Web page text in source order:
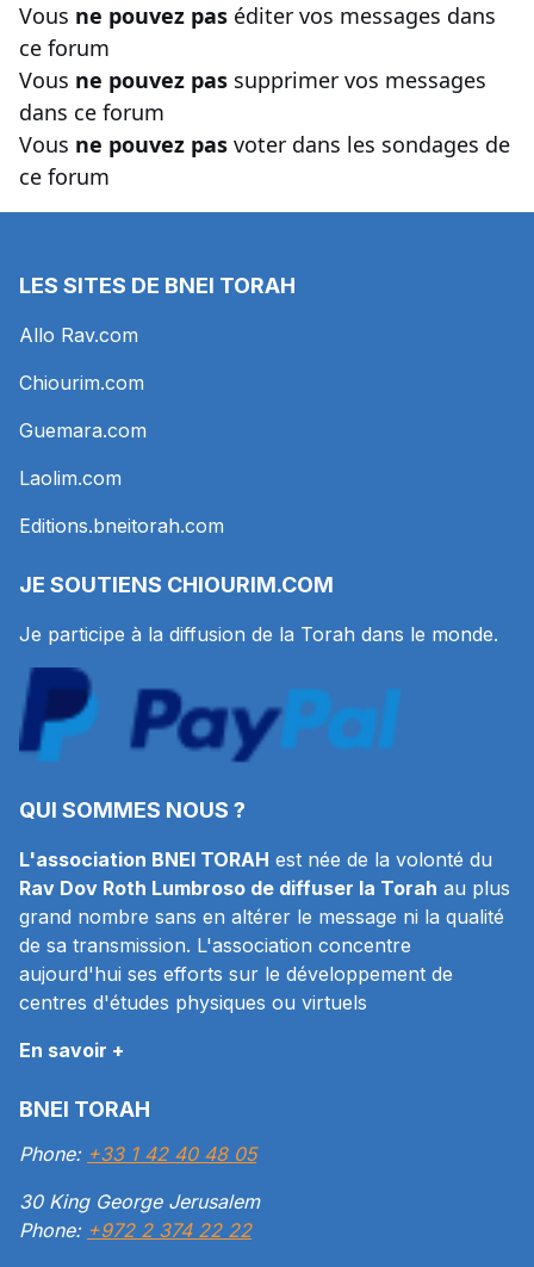
Vous ne pouvez pas éditer vos messages dans
ce forum
Vous ne pouvez pas supprimer vos messages
dans ce forum
Vous ne pouvez pas voter dans les sondages de
ce forum
LES SITES DE BNEI TORAH
Allo Rav.com
Chiourim.com
Guemara.com
Laolim.com
Editions.bneitorah.com
JE SOUTIENS CHIOURIM.COM
Je participe à la diffusion de la Torah dans le monde.
QUI SOMMES NOUS ?
L'association BNEI TORAH est née de la volonté du
Rav Dov Roth Lumbroso de diffuser la Torah au plus
grand nombre sans en altérer le message ni la qualité
de sa transmission. L'association concentre
aujourd'hui ses efforts sur le développement de
centres d'études physiques ou virtuels
En savoir +
BNEI TORAH
Phone: +33 1 42 40 48 05
30 King George Jerusalem
Phone: +972 2 374 22 22